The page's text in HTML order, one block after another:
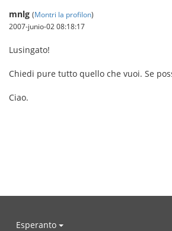
mnlg (Montri la profilon)
2007-junio-02 08:18:17
Lusingato!
Chiedi pure tutto quello che vuoi. Se
Ciao.
Esperanto